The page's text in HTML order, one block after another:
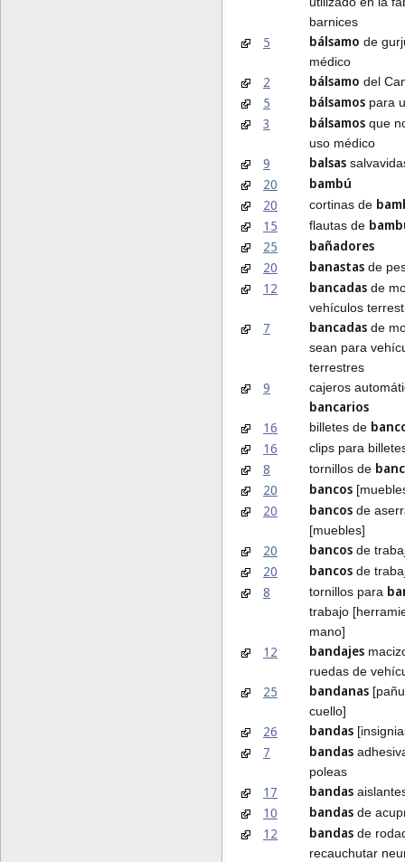
barnices
5 bálsamo de
médico
2 bálsamo del
5 bálsamos para
3 bálsamos que
uso médico
9 balsas
20
bambú
20
cortinas de
15
flautas de
25
bañadores
20
banastas de
12 bancadas de
vehículos
7 bancadas de
sean para
terrestres
9 cajeros
bancarios
16
billetes de
16
clips para
8 tornillos de
20
bancos
20 bancos de
[muebles]
20 bancos de
20 bancos de
8 tornillos para
trabajo
mano]
12 bandajes
ruedas de
25 bandanas
cuello]
26 bandas
7 bandas
poleas
17 bandas
10 bandas de
12 bandas de
recauchutar